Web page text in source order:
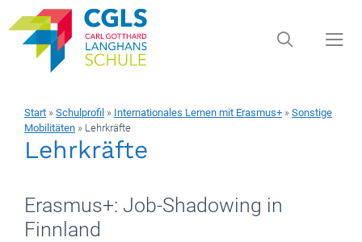
Inhalt
springen
Start » Schulprofil » Internationales Lernen mit Erasmus+ » Sonstige
Mobilitäten » Lehrkräfte
Lehrkräfte
Erasmus+: Job-Shadowing in
Finnland